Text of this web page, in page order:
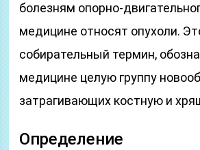
болезням опорно-
медицине относят опухоли.
собирательный термин,
медицине целую группу
затрагивающих костную и
Определение